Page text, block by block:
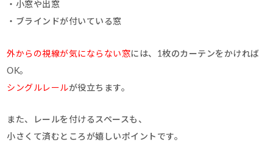
・小窓や出窓
・ブラインドが付いている窓
外からの視線が気にならない窓には、1枚のカーテンをかければ
OK。
シングルレールが役立ちます。
また、レールを付けるスペースも、
小さくて済むところが嬉しいポイントです。